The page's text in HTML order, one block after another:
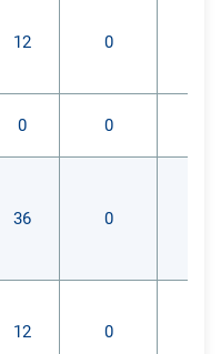
12 0
0 0
36 0
12 0